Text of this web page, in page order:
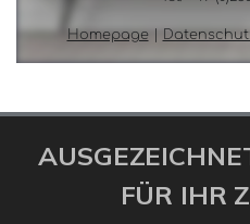
FÜR IHR